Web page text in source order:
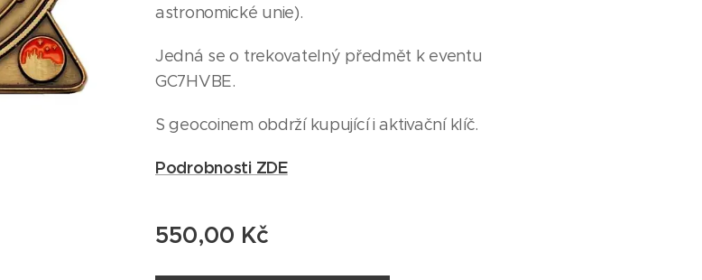
astronomické unie).
Jedná se o trekovatelný předmět k eventu
GC7HVBE.
S geocoinem obdrží kupující i aktivační klíč.
Podrobnosti ZDE
550,00 Kč